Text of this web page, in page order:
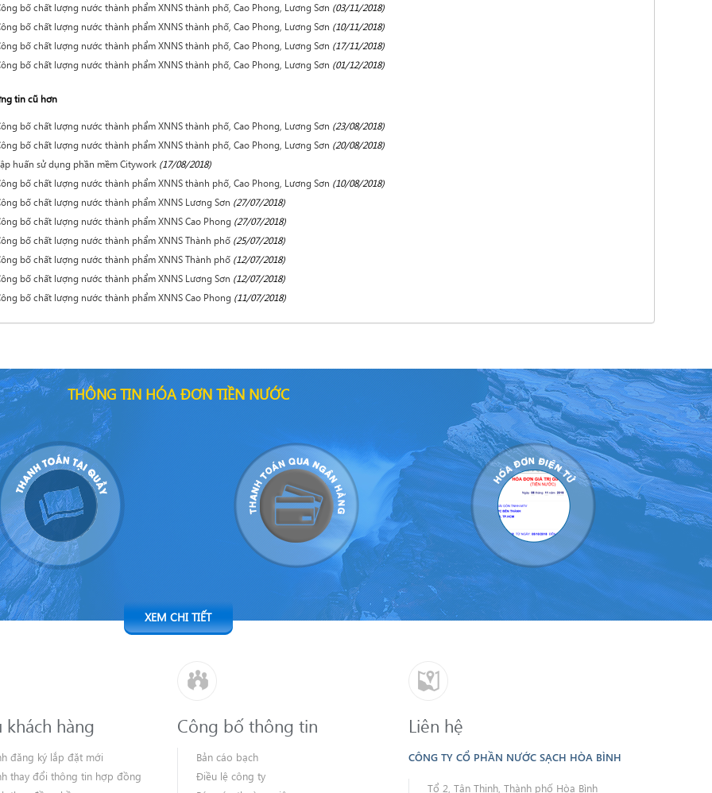
bố chất lượng nước thành phẩm XNNS thành phố, Cao Phong, Lương Sơn (03/11/2018)
bố chất lượng nước thành phẩm XNNS thành phố, Cao Phong, Lương Sơn (10/11/2018)
bố chất lượng nước thành phẩm XNNS thành phố, Cao Phong, Lương Sơn (17/11/2018)
bố chất lượng nước thành phẩm XNNS thành phố, Cao Phong, Lương Sơn (01/12/2018)
tin cũ hơn
bố chất lượng nước thành phẩm XNNS thành phố, Cao Phong, Lương Sơn (23/08/2018)
bố chất lượng nước thành phẩm XNNS thành phố, Cao Phong, Lương Sơn (20/08/2018)
huấn sử dụng phần mềm Citywork (17/08/2018)
bố chất lượng nước thành phẩm XNNS thành phố, Cao Phong, Lương Sơn (10/08/2018)
bố chất lượng nước thành phẩm XNNS Lương Sơn (27/07/2018)
bố chất lượng nước thành phẩm XNNS Cao Phong (27/07/2018)
bố chất lượng nước thành phẩm XNNS Thành phố (25/07/2018)
bố chất lượng nước thành phẩm XNNS Thành phố (12/07/2018)
bố chất lượng nước thành phẩm XNNS Lương Sơn (12/07/2018)
bố chất lượng nước thành phẩm XNNS Cao Phong (11/07/2018)
THÔNG TIN HÓA ĐƠN TIỀN NƯỚC
XEM CHI TIẾT
khách hàng
đăng ký lắp đặt mới
thay đổi thông tin hợp đồng
Công bố thông tin
Bản cáo bạch
Điều lệ công ty
Liên hệ
CÔNG TY CỔ PHẦN NƯỚC SẠCH HÒA BÌNH
Tổ 2, Tân Thịnh, Thành phố Hòa Bình